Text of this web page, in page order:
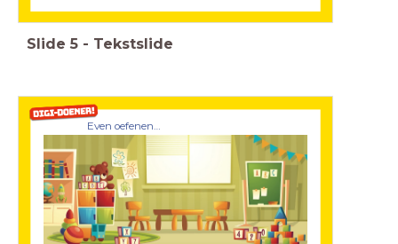
Slide 5 - Tekstslide
Even oefenen…